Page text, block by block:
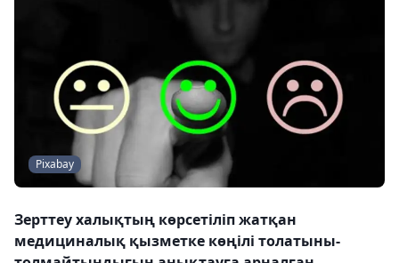
Pixabay
Зерттеу халықтың көрсетіліп жатқан
медициналық қызметке көңілі толатыны-